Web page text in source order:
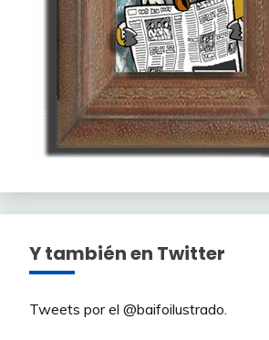
Y también en Twitter
Tweets por el @baifoilustrado.